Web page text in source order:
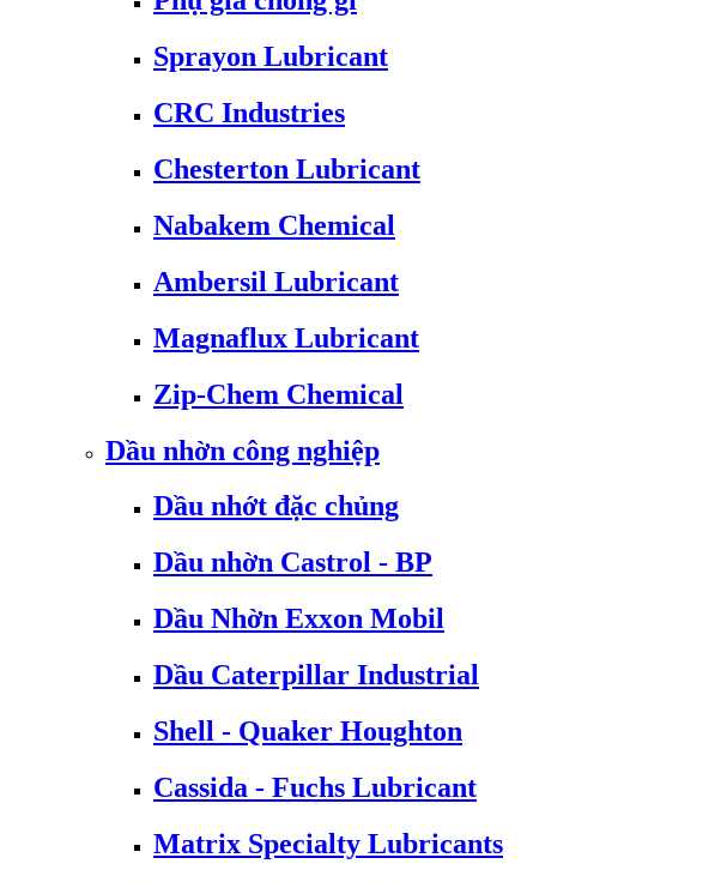
Sprayon Lubricant
CRC Industries
Chesterton Lubricant
Nabakem Chemical
Ambersil Lubricant
Magnaflux Lubricant
Zip-Chem Chemical
Dầu nhờn công nghiệp
Dầu nhớt đặc chủng
Dầu nhờn Castrol - BP
Dầu Nhờn Exxon Mobil
Dầu Caterpillar Industrial
Shell - Quaker Houghton
Cassida - Fuchs Lubricant
Matrix Specialty Lubricants